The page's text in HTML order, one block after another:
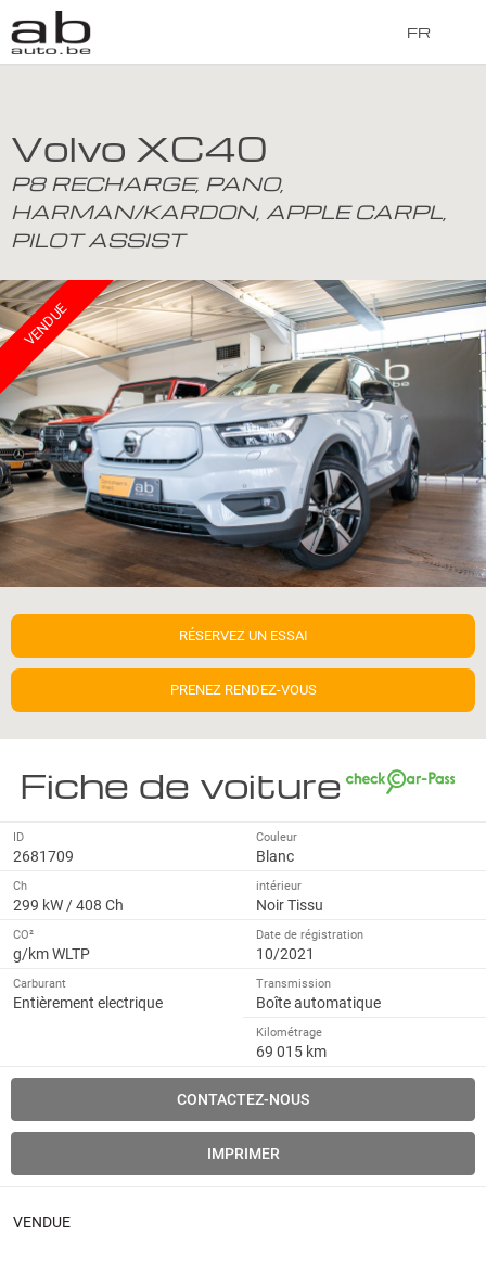
FR
Volvo XC40
P8 RECHARGE, PANO,
HARMAN/KARDON, APPLE CARPL,
PILOT ASSIST
VENDUE
RÉSERVEZ UN ESSAI
PRENEZ RENDEZ-VOUS
Fiche de voiture
ID
2681709
Ch
299 kW / 408 Ch
CO²
g/km WLTP
Carburant
Entièrement electrique
Couleur
Blanc
intérieur
Noir Tissu
Date de régistration
10/2021
Transmission
Boîte automatique
Kilométrage
69 015 km
CONTACTEZ-NOUS
IMPRIMER
VENDUE